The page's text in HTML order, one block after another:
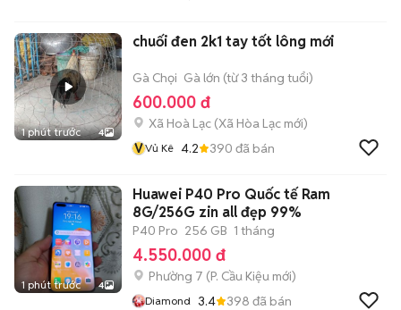
1 phút trước 4
chuối đen 2k1 tay tốt lông mới
Gà Chọi Gà lớn (từ 3 tháng tuổi)
600.000 đ
Xã Hoà Lạc (Xã Hòa Lạc mới)
VVủ Kê 4.2 390 đã bán
1 phút trước 4
Huawei P40 Pro Quốc tế Ram
8G/256G zin all đẹp 99%
P40 Pro 256 GB 1 tháng
4.550.000 đ
Phường 7 (P. Cầu Kiệu mới)
Diamond 3.4 398 đã bán